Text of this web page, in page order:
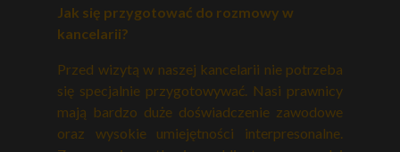
Jak się przygotować do rozmowy w
kancelarii?
Przed wizytą w naszej kancelarii nie potrzeba
się specjalnie przygotowywać. Nasi prawnicy
mają bardzo duże doświadczenie zawodowe
oraz wysokie umiejętności interpresonalne.